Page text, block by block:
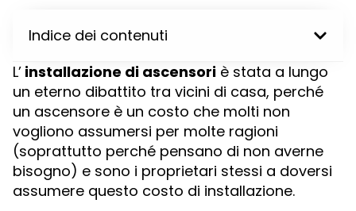
Indice dei contenuti
L’ installazione di ascensori è stata a lungo
un eterno dibattito tra vicini di casa, perché
un ascensore è un costo che molti non
vogliono assumersi per molte ragioni
(soprattutto perché pensano di non averne
bisogno) e sono i proprietari stessi a doversi
assumere questo costo di installazione.